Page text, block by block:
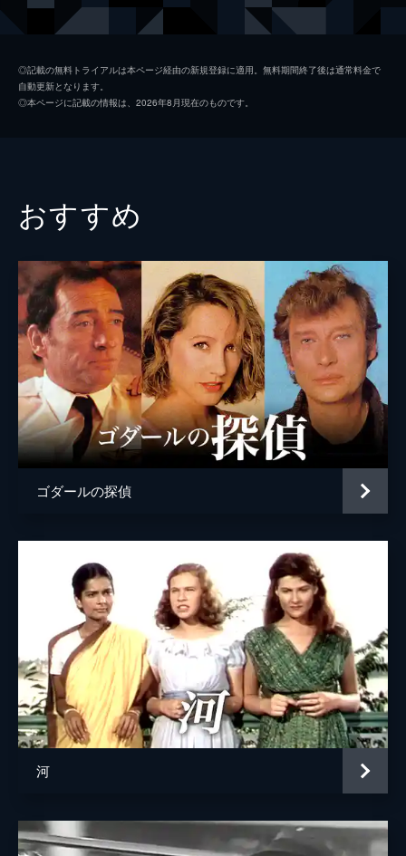
ティモシー・レイ
◎記載の無料トライアルは本ページ経由の新規登録に適用。無料期間終了後は通常料金で
自動更新となります。
◎本ページに記載の情報は、2026年8月現在のものです。
おすすめ
ゴダールの探偵
河